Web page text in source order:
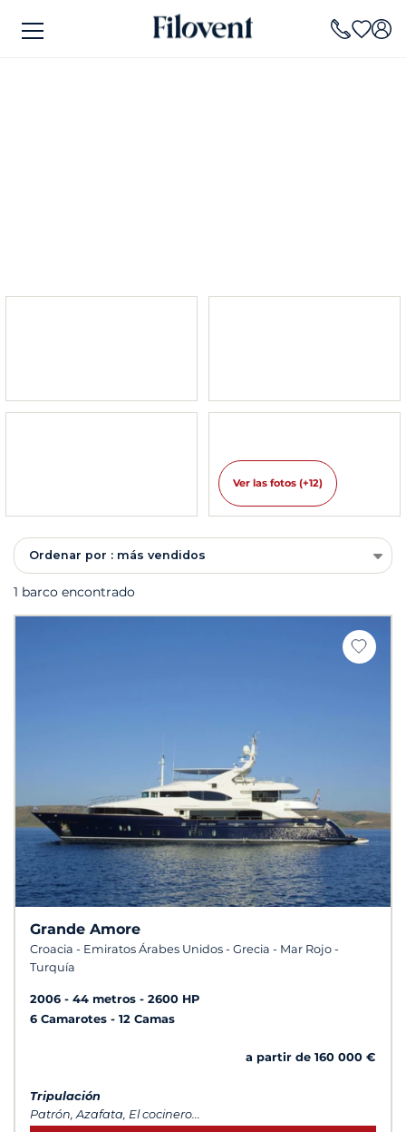
Ver las fotos (+12)
Ordenar por : más vendidos
1 barco encontrado
Grande Amore
Croacia - Emiratos Árabes Unidos - Grecia - Mar Rojo -
Turquía
2006 44 metros
2600 HP
6 Camarotes
12 Camas
a partir de 160 000 €
Tripulación
Patrón, Azafata, El cocinero...